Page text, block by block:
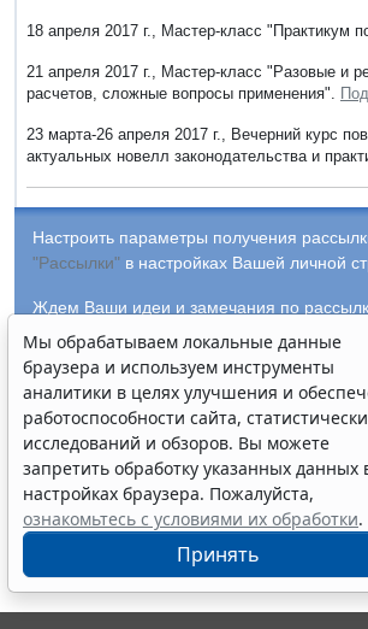
18 апреля 2017 г., Мастер-класс "Практикум
21 апреля 2017 г., Мастер-класс "Разовые и
расчетов, сложные вопросы применения".
23 марта-26 апреля 2017 г., Вечерний курс
актуальных новелл законодательства и
Настроить параметры получения
"Рассылки" в настройках Вашей личной
Ждем Ваши идеи и замечания по
рассылке:
© ООО "НПП "ГАРАНТ-СЕРВИС-
выпускается с 1990 года. Компания
участниками Российской ассоциации
Мы обрабатываем локальные данные
браузера и используем инструменты
аналитики в целях улучшения и
работоспособности сайта,
исследований и обзоров. Вы можете
запретить обработку указанных данных
настройках браузера. Пожалуйста,
ознакомьтесь с условиями их обработки.
Принять